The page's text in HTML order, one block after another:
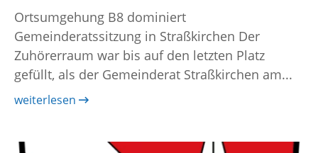
Ortsumgehung B8 dominiert
Gemeinderatssitzung in Straßkirchen Der
Zuhörerraum war bis auf den letzten Platz
gefüllt, als der Gemeinderat Straßkirchen am...
weiterlesen